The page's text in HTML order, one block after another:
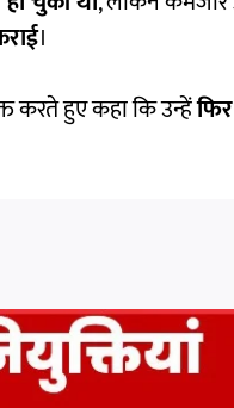
।
करते हुए कहा कि उन्हें